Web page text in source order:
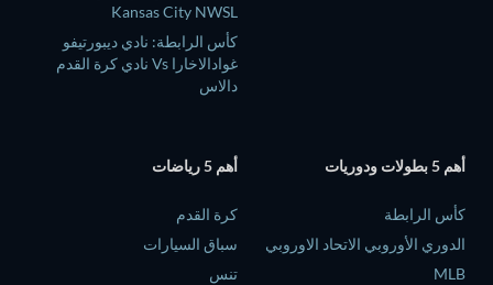
Kansas City NWSL
كأس الرابطة: نادي ديبورتيفو
غوادالاخارا Vs نادي كرة القدم
دالاس
أهم 5 بطولات ودوريات
كأس الرابطة
الدوري الأوروبي الاتحاد الاوروبي
MLB
أهم 5 رياضات
كرة القدم
سباق السيارات
تنس